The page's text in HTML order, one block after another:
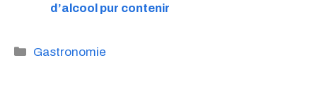
d’alcool pur contenir
Catégories
Gastronomie